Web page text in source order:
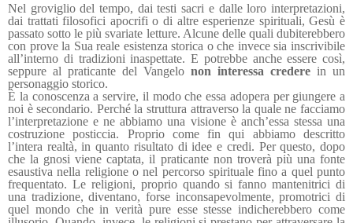
Nel groviglio del tempo, dai testi sacri e dalle loro interpretazioni,
dai trattati filosofici apocrifi o di altre esperienze spirituali, Gesù è
passato sotto le più svariate letture. Alcune delle quali dubiterebbero
con prove la Sua reale esistenza storica o che invece sia inscrivibile
all’interno di tradizioni inaspettate. E potrebbe anche essere così,
seppure al praticante del Vangelo non interessa credere in un
personaggio storico.
È la conoscenza a servire, il modo che essa adopera per giungere a
noi è secondario. Perché la struttura attraverso la quale ne facciamo
l’interpretazione e ne abbiamo una visione è anch’essa stessa una
costruzione posticcia. Proprio come fin qui abbiamo descritto
l’intera realtà, in quanto risultato di idee e credi. Per questo, dopo
che la gnosi viene captata, il praticante non troverà più una fonte
esaustiva nella religione o nel percorso spirituale fino a quel punto
frequentato. Le religioni, proprio quando si fanno mantenitrici di
una tradizione, diventano, forse inconsapevolmente, promotrici di
quel mondo che in verità pure esse stesse indicherebbero come